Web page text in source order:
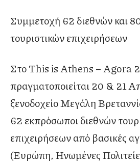
Συμμετοχή 62 διεθνών και 80
τουριστικών επιχειρήσεων
Στο This is Athens – Agora
πραγματοποιείται 20 & 21
ξενοδοχείο Μεγάλη
62 εκπρόσωποι διεθνών
επιχειρήσεων από βασικές
(Ευρώπη, Ηνωμένες